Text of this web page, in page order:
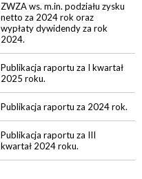
ZWZA ws. m.in. podziału zysku
netto za 2024 rok oraz
wypłaty dywidendy za rok
2024.
Publikacja raportu za I kwartał
2025 roku.
Publikacja raportu za 2024 rok.
Publikacja raportu za III
kwartał 2024 roku.